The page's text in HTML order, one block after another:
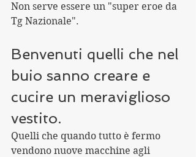
Non serve essere un "super eroe da
Tg Nazionale".
Benvenuti quelli che nel
buio sanno creare e
cucire un meraviglioso
vestito.
Quelli che quando tutto è fermo
vendono nuove macchine agli